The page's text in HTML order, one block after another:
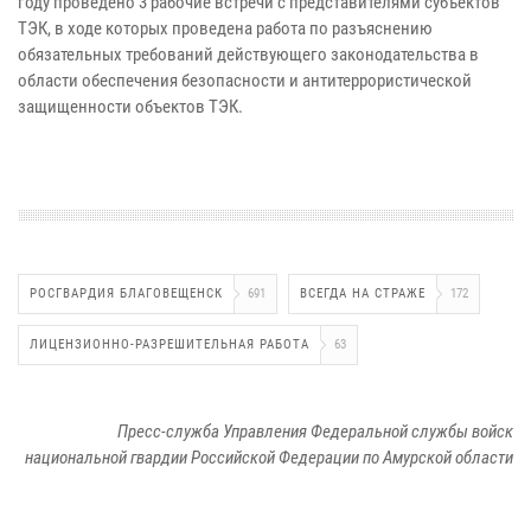
ТЭК, в ходе которых проведена работа по разъяснению
обязательных требований действующего законодательства в
области обеспечения безопасности и антитеррористической
защищенности объектов ТЭК.
РОСГВАРДИЯ БЛАГОВЕЩЕНСК 691 ВСЕГДА НА СТРАЖЕ 172
ЛИЦЕНЗИОННО-РАЗРЕШИТЕЛЬНАЯ РАБОТА 63
Пресс-служба Управления Федеральной службы войск
национальной гвардии Российской Федерации по Амурской области